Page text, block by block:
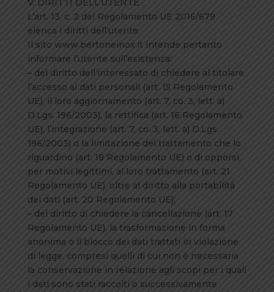
V. DIRITTI DELL’UTENTE
L’art. 13, c. 2 del Regolamento UE 2016/679
elenca i diritti dell’utente.
Il sito www.bertoneinox.it intende pertanto
informare l’utente sull’esistenza:
– del diritto dell’interessato di chiedere al titolare
l’accesso ai dati personali (art. 15 Regolamento
UE), il loro aggiornamento (art. 7, co. 3, lett. a)
D.Lgs. 196/2003), la rettifica (art. 16 Regolamento
UE), l’integrazione (art. 7, co. 3, lett. a) D.Lgs.
196/2003) o la limitazione del trattamento che lo
riguardino (art. 18 Regolamento UE) o di opporsi,
per motivi legittimi, al loro trattamento (art. 21
Regolamento UE), oltre al diritto alla portabilità
dei dati (art. 20 Regolamento UE);
– del diritto di chiedere la cancellazione (art. 17
Regolamento UE), la trasformazione in forma
anonima o il blocco dei dati trattati in violazione
di legge, compresi quelli di cui non è necessaria
la conservazione in relazione agli scopi per i quali
i dati sono stati raccolti o successivamente